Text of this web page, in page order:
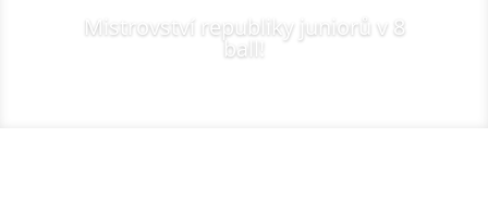
Mistrovství republiky juniorů v 8
ball!